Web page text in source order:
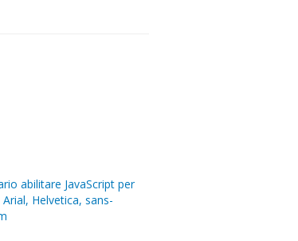
abilitare JavaScript per
Helvetica, sans-